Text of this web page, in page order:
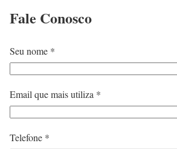
Fale Conosco
Seu nome *
Email que mais utiliza *
Telefone *